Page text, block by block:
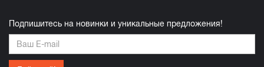
Подпишитесь на новинки и уникальные предложения!